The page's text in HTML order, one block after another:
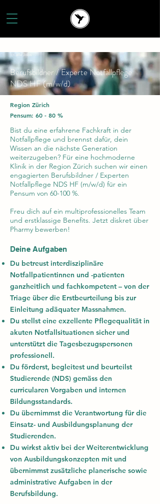
<< alle Jobs
Berufsbildner / Experte Notfallpflege
NDS HF (m/w/d)
Region Zürich
Pensum: 60 - 80 %
Bist du eine erfahrene Fachkraft in der
Notfallpflege und brennst dafür, dein
Wissen an die nächste Generation
weiterzugeben? Für eine hochmoderne
Klinik in der Region Zürich suchen wir einen
engagierten Berufsbildner / Experten
Notfallpflege NDS HF (m/w/d) für ein
Pensum von 60-100 %.
Freu dich auf ein multiprofessionelles Team
und erstklassige Benefits. Jetzt diskret über
Pharmy bewerben!
Deine Aufgaben
Du betreust interdisziplinäre
Notfallpatientinnen und -patienten
ganzheitlich und fachkompetent – von der
Triage über die Erstbeurteilung bis zur
Einleitung adäquater Massnahmen.
Du stellst eine exzellente Pflegequalität in
akuten Notfallsituationen sicher und
unterstützt die Tagesbezugspersonen
professionell.
Du förderst, begleitest und beurteilst
Studierende (NDS) gemäss den
curricularen Vorgaben und internen
Bildungsstandards.
Du übernimmst die Verantwortung für die
Einsatz- und Ausbildungsplanung der
Studierenden.
Du wirkst aktiv bei der Weiterentwicklung
von Ausbildungskonzepten mit und
übernimmst zusätzliche planerische sowie
administrative Aufgaben in der
Berufsbildung.